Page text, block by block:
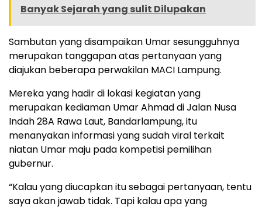
Banyak Sejarah yang sulit Dilupakan
Sambutan yang disampaikan Umar sesungguhnya
merupakan tanggapan atas pertanyaan yang
diajukan beberapa perwakilan MACI Lampung.
Mereka yang hadir di lokasi kegiatan yang
merupakan kediaman Umar Ahmad di Jalan Nusa
Indah 28A Rawa Laut, Bandarlampung, itu
menanyakan informasi yang sudah viral terkait
niatan Umar maju pada kompetisi pemilihan
gubernur.
“Kalau yang diucapkan itu sebagai pertanyaan, tentu
saya akan jawab tidak. Tapi kalau apa yang